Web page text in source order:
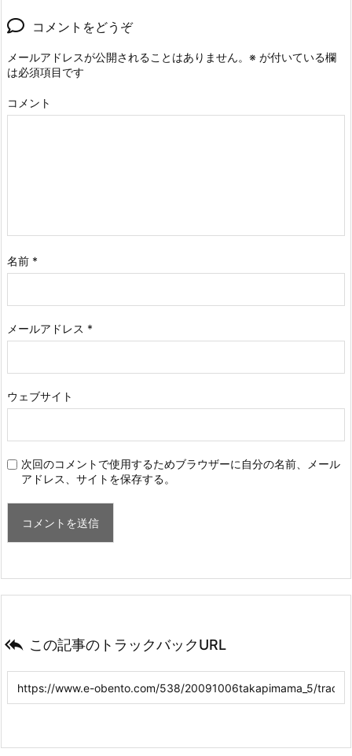
コメントをどうぞ
メールアドレスが公開されることはありません。 ※ が付いている欄
は必須項目です
コメント
名前 *
メールアドレス *
ウェブサイト
次回のコメントで使用するためブラウザーに自分の名前、メール
アドレス、サイトを保存する。
 この記事のトラックバックURL